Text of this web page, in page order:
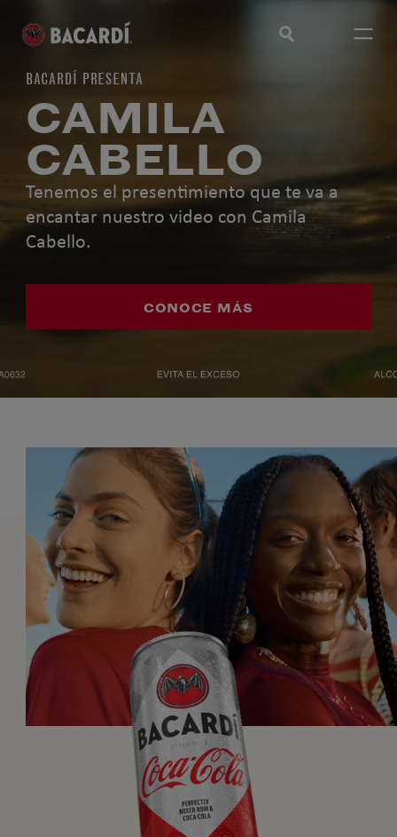
BACARDÍ PRESENTA
CAMILA
CABELLO
Tenemos el presentimiento que te va a
encantar nuestro video con Camila
Cabello.
CONOCE MÁS